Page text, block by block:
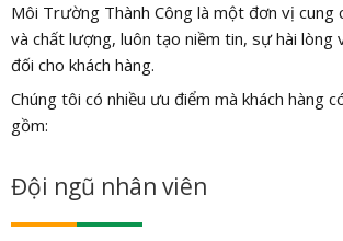
Môi Trường Thành Công là một đơn vị cung
và chất lượng, luôn tạo niềm tin, sự hài
đối cho khách hàng.
Chúng tôi có nhiều ưu điểm mà khách hàng
gồm:
Đội ngũ nhân viên